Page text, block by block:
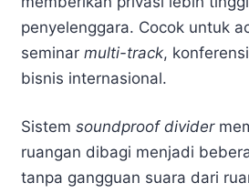
penyelenggara. Cocok untuk
seminar multi-track,
bisnis internasional.
Sistem soundproof divider
ruangan dibagi menjadi
tanpa gangguan suara dari